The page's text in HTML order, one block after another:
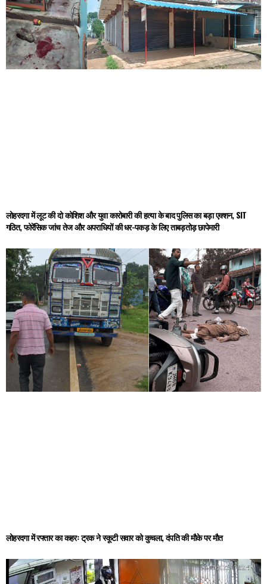
लोहरदगा में लूट की दो कोशिश और युवा कारोबारी की हत्या के बाद पुलिस का बड़ा एक्शन, SIT
गठित, फोरेंसिक जांच तेज और अपराधियों की धर-पकड़ के लिए ताबड़तोड़ छापेमारी
लोहरदगा में रफ्तार का कहरः ट्रक ने स्कूटी सवार को कुचला, दंपति की मौके पर मौत